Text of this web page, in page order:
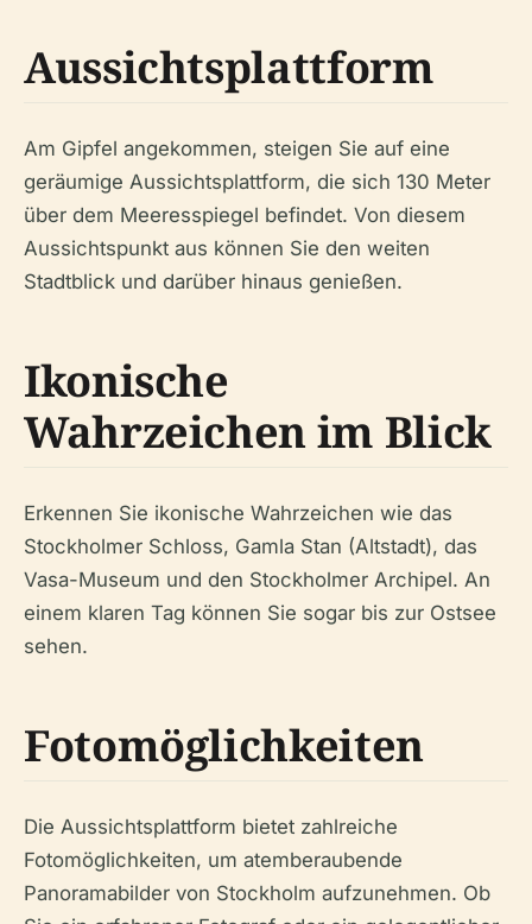
Aussichtsplattform
Am Gipfel angekommen, steigen Sie auf eine
geräumige Aussichtsplattform, die sich 130 Meter
über dem Meeresspiegel befindet. Von diesem
Aussichtspunkt aus können Sie den weiten
Stadtblick und darüber hinaus genießen.
Ikonische
Wahrzeichen im Blick
Erkennen Sie ikonische Wahrzeichen wie das
Stockholmer Schloss, Gamla Stan (Altstadt), das
Vasa-Museum und den Stockholmer Archipel. An
einem klaren Tag können Sie sogar bis zur Ostsee
sehen.
Fotomöglichkeiten
Die Aussichtsplattform bietet zahlreiche
Fotomöglichkeiten, um atemberaubende
Panoramabilder von Stockholm aufzunehmen. Ob